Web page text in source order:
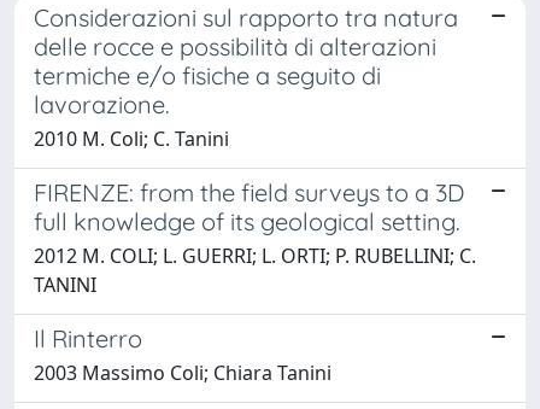
Considerazioni sul rapporto tra natura
delle rocce e possibilità di alterazioni
termiche e/o fisiche a seguito di
lavorazione.
2010 M. Coli; C. Tanini
FIRENZE: from the field surveys to a 3D
full knowledge of its geological setting.
2012 M. COLI; L. GUERRI; L. ORTI; P. RUBELLINI; C.
TANINI
Il Rinterro
2003 Massimo Coli; Chiara Tanini